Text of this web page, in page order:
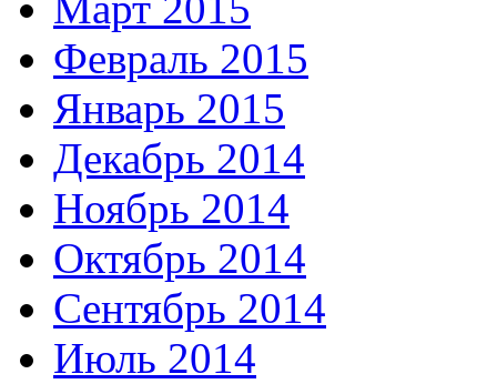
Февраль 2015
Январь 2015
Декабрь 2014
Ноябрь 2014
Октябрь 2014
Сентябрь 2014
Июль 2014